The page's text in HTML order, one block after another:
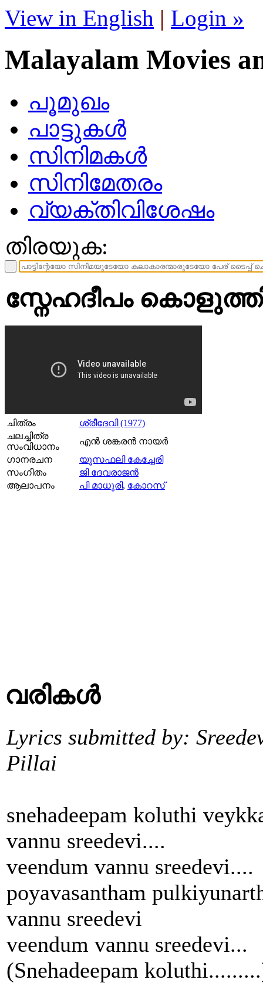
View in English | Login »
Malayalam Movies
പൂമുഖം
പാട്ടുകള്‍
സിനിമകള്‍
സിനിമേതരം
വ്യക്തിവിശേഷം
തിരയുക:
സ്നേഹദീപം
ചിത്രം
ശ്രീദേവി (1977)
ചലച്ചിത്ര
സംവിധാനം
എന്‍ ശങ്കരന്‍ നായര്‍
ഗാനരചന
യൂസഫലി കേച്ചേരി
സംഗീതം
ജി ദേവരാജൻ
ആലാപനം
പി മാധുരി, കോറസ്‌
വരികള്‍
Lyrics submitted by:
Pillai
snehadeepam koluthi
vannu sreedevi....
veendum vannu sreedevi....
poyavasantham
vannu sreedevi
veendum vannu sreedevi...
(Snehadeepam